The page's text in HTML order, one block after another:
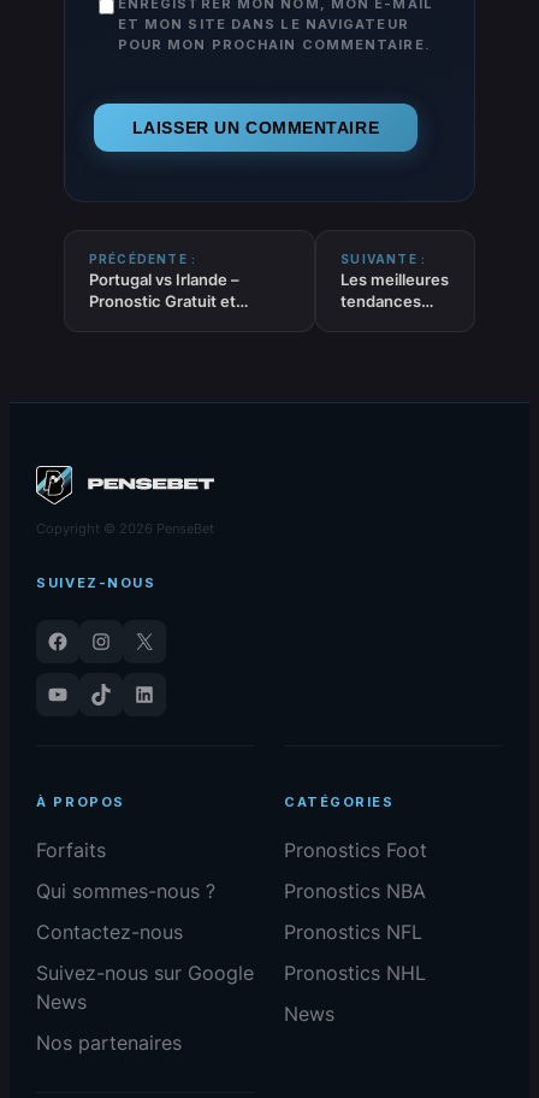
ET MON SITE DANS LE NAVIGATEUR
POUR MON PROCHAIN COMMENTAIRE.
PRÉCÉDENTE :
Portugal vs Irlande –
Pronostic Gratuit et
SUIVANTE :
Les meilleures
tendances
Copyright © 2026 PenseBet
SUIVEZ-NOUS
Facebook Instagram
X
YouTube
TikTok LinkedIn
À PROPOS
Forfaits
Qui sommes-nous ?
Contactez-nous
Suivez-nous sur Google
News
Nos partenaires
CATÉGORIES
Pronostics Foot
Pronostics NBA
Pronostics NFL
Pronostics NHL
News